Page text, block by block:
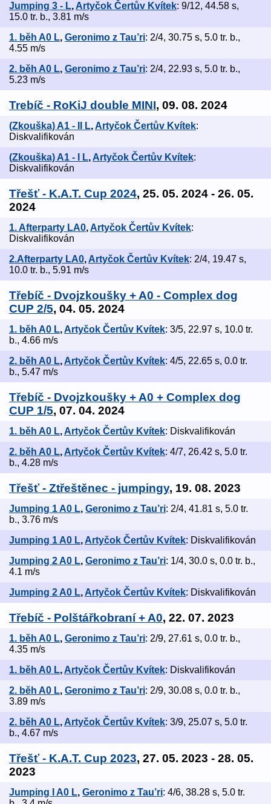
Jumping 3 - L, Artyčok Čertův Kvítek: 9/12, 44.58 s,
15.0 tr. b., 3.81 m/s
1. běh A0 L, Geronimo z Tau’ri: 2/4, 30.75 s, 5.0 tr. b.,
4.55 m/s
2. běh A0 L, Geronimo z Tau’ri: 2/4, 22.93 s, 5.0 tr. b.,
5.23 m/s
Trebíč - RoKiJ double MINI, 09. 08. 2024
(Zkouška) A1 - II L,Artyčok Čertův Kvítek:
Diskvalifikován
(Zkouška) A1 - I L, Artyčok Čertův Kvítek:
Diskvalifikován
Třešť - K.A.T. Cup 2024, 25. 05. 2024 - 26. 05.
2024
1. Afterparty LA0,Artyčok Čertův Kvítek:
Diskvalifikován
2.Afterparty LA0, Artyčok Čertův Kvítek: 2/4, 19.47 s,
10.0 tr. b., 5.91 m/s
Třebíč - Dvojzkoušky + A0 - Complex dog
CUP 2/5, 04. 05. 2024
1. běh A0 L,Artyčok Čertův Kvítek: 3/5, 22.97 s, 10.0 tr.
b., 4.66 m/s
2. běh A0 L, Artyčok Čertův Kvítek: 4/5, 22.65 s, 0.0 tr.
b., 5.47 m/s
Třebíč - Dvojzkoušky + A0 + Complex dog
CUP 1/5, 07. 04. 2024
1. běh A0 L,Artyčok Čertův Kvítek: Diskvalifikován
2. běh A0 L, Artyčok Čertův Kvítek: 4/7, 26.42 s, 5.0 tr.
b., 4.28 m/s
Třešť - Ztřeštěnec - jumpingy, 19. 08. 2023
Jumping 1 A0 L, Geronimo z Tau’ri: 2/4, 41.81 s, 5.0 tr.
b., 3.76 m/s
Jumping 1 A0 L, Artyčok Čertův Kvítek: Diskvalifikován
Jumping 2 A0 L, Geronimo z Tau’ri: 1/4, 30.0 s, 0.0 tr. b.,
4.1 m/s
Jumping 2 A0 L, Artyčok Čertův Kvítek: Diskvalifikován
Třebíč - Polštářkobraní + A0, 22. 07. 2023
1. běh A0 L, Geronimo z Tau’ri: 2/9, 27.61 s, 0.0 tr. b.,
4.35 m/s
1. běh A0 L, Artyčok Čertův Kvítek: Diskvalifikován
2. běh A0 L, Geronimo z Tau’ri: 2/9, 30.08 s, 0.0 tr. b.,
3.89 m/s
2. běh A0 L, Artyčok Čertův Kvítek: 3/9, 25.07 s, 5.0 tr.
b., 4.67 m/s
Třešť - K.A.T. Cup 2023, 27. 05. 2023 - 28. 05.
2023
Jumping I A0 L, Geronimo z Tau’ri: 4/6, 38.28 s, 5.0 tr.